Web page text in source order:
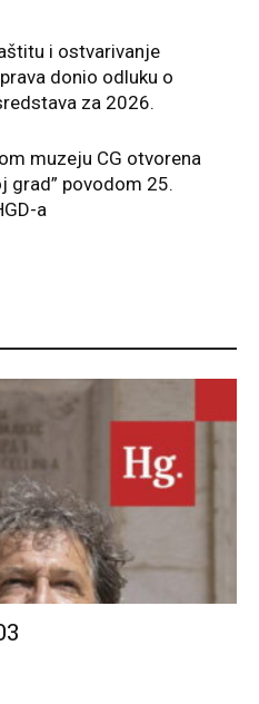
i ostvarivanje
donio odluku o
za 2026.
muzeju CG otvorena
grad” povodom 25.
a